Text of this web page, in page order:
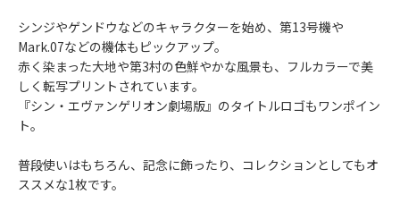
シンジやゲンドウなどのキャラクターを始め、第13号機や
Mark.07などの機体もピックアップ。
赤く染まった大地や第3村の色鮮やかな風景も、フルカラーで美
しく転写プリントされています。
『シン・エヴァンゲリオン劇場版』のタイトルロゴもワンポイン
ト。
普段使いはもちろん、記念に飾ったり、コレクションとしてもオ
ススメな1枚です。